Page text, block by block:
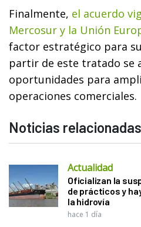
Finalmente, el acuerdo
Mercosur y la Unión
factor estratégico para
partir de este tratado se
oportunidades para
operaciones comerciales.
Noticias relacionadas
Actualidad
Oficializan la
de prácticos y
la hidrovía
hace 1 día